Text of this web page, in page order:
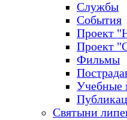
Службы
События
Проект
Проект
Фильмы
Учебные
Святыни